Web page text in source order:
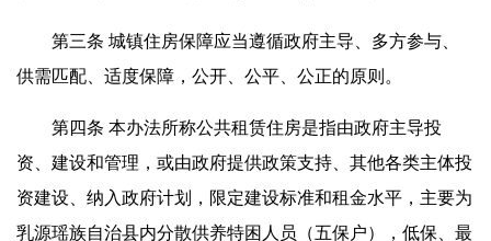
第三条 城镇住房保障应当遵循政府主导、多方参与、
供需匹配、适度保障，公开、公平、公正的原则。
第四条 本办法所称公共租赁住房是指由政府主导投
资、建设和管理，或由政府提供政策支持、其他各类主体投
资建设、纳入政府计划，限定建设标准和租金水平，主要为
乳源瑶族自治县内分散供养特困人员（五保户），低保、最